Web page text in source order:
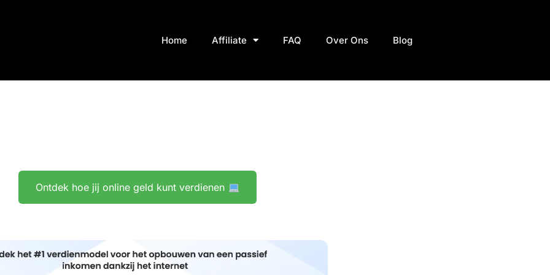
Home Affiliate FAQ Over Ons Blog
Ontdek hoe jij online geld kunt verdienen